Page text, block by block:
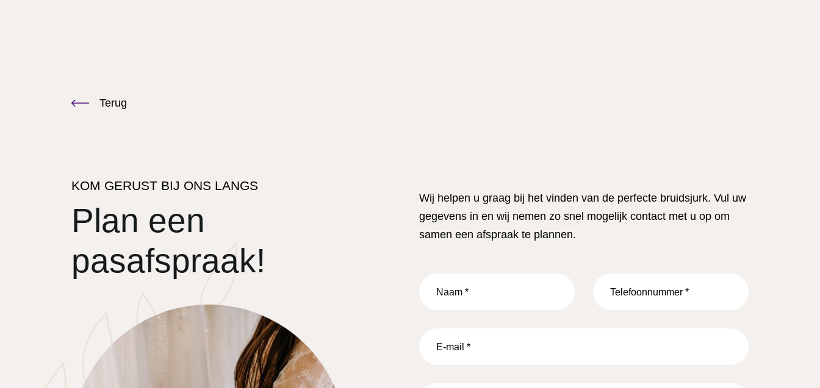
Terug
KOM GERUST BIJ ONS LANGS
Plan een
pasafspraak!
Wij helpen u graag bij het vinden van de perfecte bruidsjurk. Vul uw
gegevens in en wij nemen zo snel mogelijk contact met u op om
samen een afspraak te plannen.
mail